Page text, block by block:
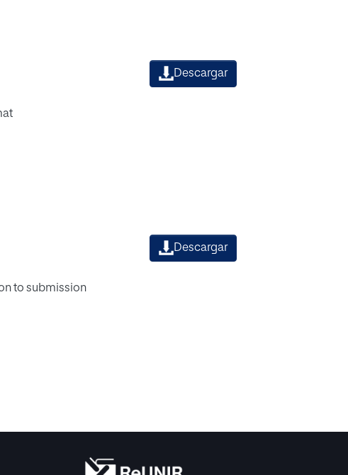
Descargar
to submission
Descargar